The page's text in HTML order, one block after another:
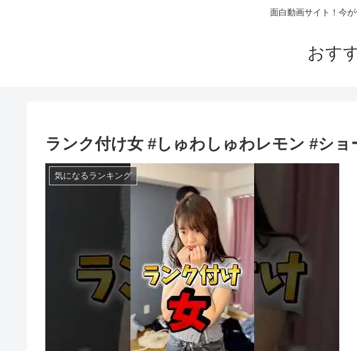
面白動画サイト！今
おす
ランク付け女 #しゅわしゅわレモン #ショ
気になるランキング